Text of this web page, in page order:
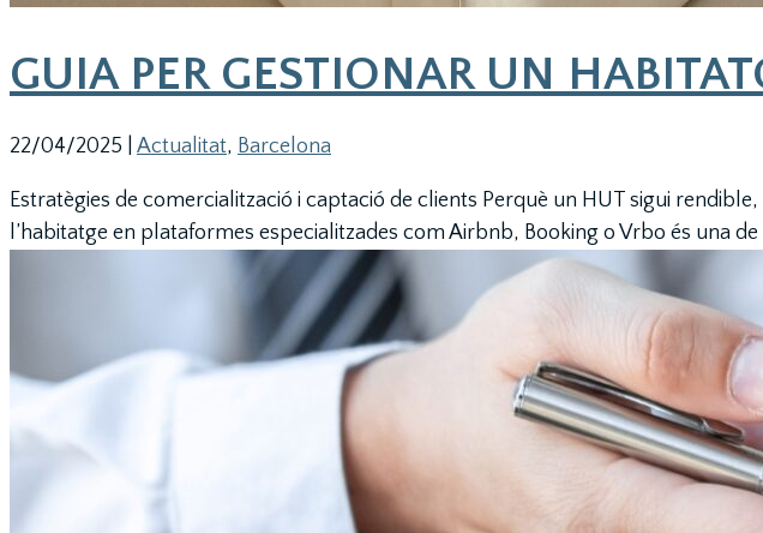
GUIA PER GESTIONAR UN
22/04/2025 Actualitat, Barcelona
Estratègies de comercialització i captació de clients Perquè un HUT sigui
l’habitatge en plataformes especialitzades com Airbnb, Booking o Vrbo és una de